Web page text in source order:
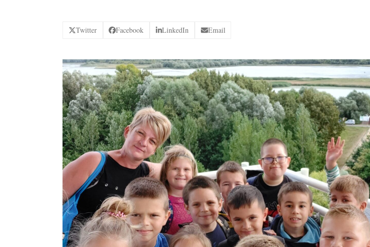
Twitter Facebook LinkedIn Email